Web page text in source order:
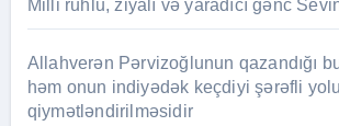
Milli ruhlu, ziyalı və yaradıcı gənc
Allahverən Pərvizoğlunun qazandığı
həm onun indiyədək keçdiyi şərəfli
qiymətləndirilməsidir